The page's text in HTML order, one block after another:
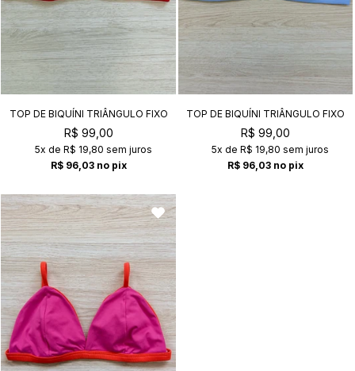
TOP DE BIQUÍNI TRIÂNGULO FIXO
KATE CARMIN
R$ 99,00
5x de R$ 19,80 sem juros
R$ 96,03 no pix
TOP DE BIQUÍNI TRIÂNGULO FIXO
KATE SERENITY
R$ 99,00
5x deR$ 19,80 sem juros
R$ 96,03 no pix